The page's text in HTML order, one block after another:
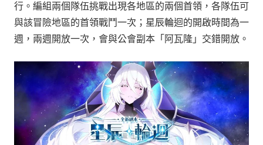
行。編組兩個隊伍挑戰出現各地區的兩個首領，各隊伍可
與該冒險地區的首領戰鬥一次；星辰輪迴的開啟時間為一
週，兩週開放一次，會與公會副本「阿瓦隆」交錯開放。